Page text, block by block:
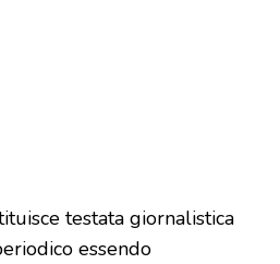
testata giornalistica
essendo